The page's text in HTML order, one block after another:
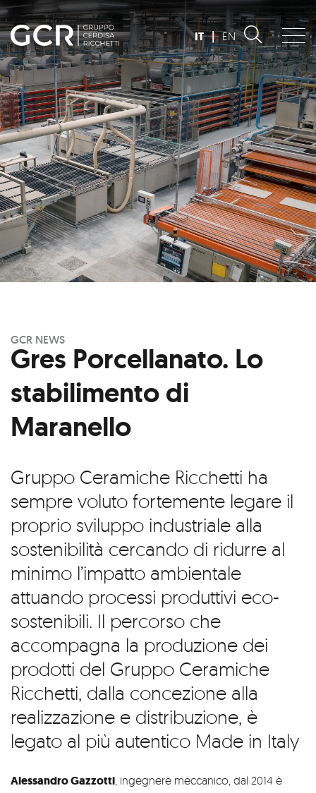
IT | EN
GCR NEWS
Gres Porcellanato. Lo
stabilimento di
Maranello
Gruppo Ceramiche Ricchetti ha
sempre voluto fortemente legare il
proprio sviluppo industriale alla
sostenibilità cercando di ridurre al
minimo l’impatto ambientale
attuando processi produttivi eco-
sostenibili. Il percorso che
accompagna la produzione dei
prodotti del Gruppo Ceramiche
Ricchetti, dalla concezione alla
realizzazione e distribuzione, è
legato al più autentico Made in Italy
Alessandro Gazzotti, ingegnere meccanico, dal 2014 è